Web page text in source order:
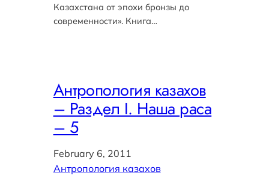
Казахстана от эпохи бронзы до
современности». Книга…
Антропология казахов
– Раздел I. Наша раса
– 5
February 6, 2011
Антропология казахов